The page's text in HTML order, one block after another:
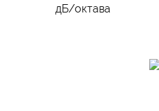
дБ/октава